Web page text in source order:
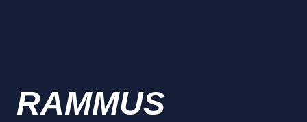
RAMMUS